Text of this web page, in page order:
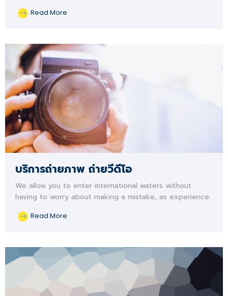
Read More
บริการถ่ายภาพ ถ่ายวีดีโอ
We allow you to enter international waters without
having to worry about making a mistake, as experience.
Read More